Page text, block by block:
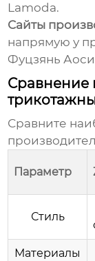
Lamoda.
Сайты
напрямую у
Фуцзянь
Сравнение
Сравните
Параметр
Стиль
Материалы